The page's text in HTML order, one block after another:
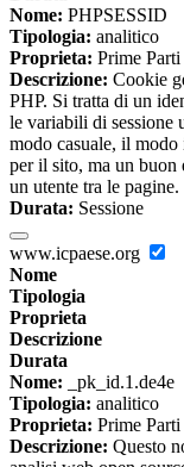
Nome: PHPSESSID
Tipologia: analitico
Proprieta: Prime Parti
Descrizione: Cookie
PHP. Si tratta di un
le variabili di sessione
modo casuale, il
per il sito, ma un buon
un utente tra le pagine.
Durata: Sessione
www.icpaese.org
Nome
Tipologia
Proprieta
Descrizione
Durata
Nome: _pk_id.1.de4e
Tipologia: analitico
Proprieta: Prime Parti
Descrizione: Questo